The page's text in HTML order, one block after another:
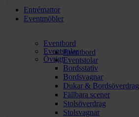
Entrémattor
Eventmöbler
Eventbord
Eventbord
Eventstolar
Eventstolar
Övrigt
Bordsstativ
Bordsvagnar
Dukar & Bordsöverdrag
Fällbara scener
Stolsöverdrag
Stolsvagnar